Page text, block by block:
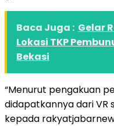
Baca Juga : Gelar
Lokasi TKP
Bekasi
“Menurut pengakuan
didapatkannya dari VR
kepada